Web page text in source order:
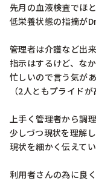
先月の血液検査でほ
低栄養状態の指摘が
管理者は介護など出
指示はするけど、な
忙しいので言う気が
（2人ともプライド
上手く管理者から調
少しづつ現状を理解
現状を細かく伝えて
利用者さんの為に良